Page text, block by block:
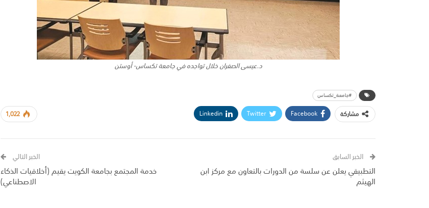
د.عيسى الصفران خلال تواجده في جامعة تكساس- أوستن
#جامعة_تكساس
1,022 مشاركة Facebook
Twitter
Linkedin
الخبر السابق
التطبيقي يعلن عن سلسة من الدورات بالتعاون مع مركز ابن
الهيثم
الخبر التالي
خدمة المجتمع بجامعة الكويت يقيم (أخلاقيات الذكاء
الاصطناعي)